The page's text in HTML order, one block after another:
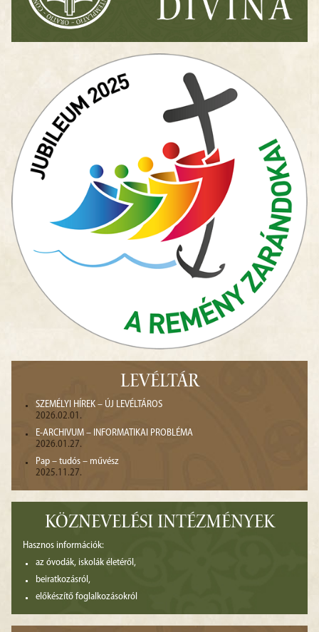
LEVÉLTÁR
SZEMÉLYI HÍREK – ÚJ LEVÉLTÁROS
2026.02.01.
E-ARCHIVUM – INFORMATIKAI PROBLÉMA
2026.01.27.
Pap – tudós – művész
2025.11.27.
KÖZNEVELÉSI INTÉZMÉNYEK
Hasznos információk:
az óvodák, iskolák életéről,
beiratkozásról,
előkészítő foglalkozásokról